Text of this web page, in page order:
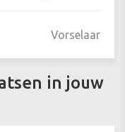
Vorselaar
in jouw